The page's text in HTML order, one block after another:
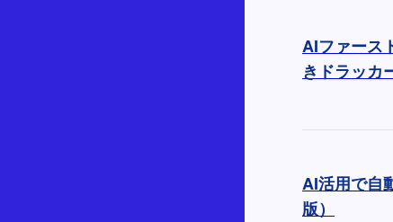
AIファース
きドラッカ
AI活用で自
版）